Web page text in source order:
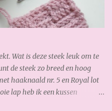
my scarf. I like it very much!
scarf! Wil jij ook deze sjaal
Stylecraft double knit 100 gr.
Wat is deze steek leuk om te
de steek zo breed en hoog
haaknaald nr. 5 en Royal lot
lap heb ik een kussen